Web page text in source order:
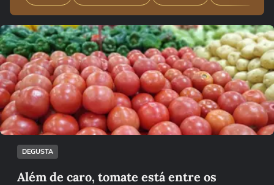
Ops!
Não foi possível reproduzir o vídeo
Tentar novamente
DEGUSTA
Além de caro, tomate está entre os